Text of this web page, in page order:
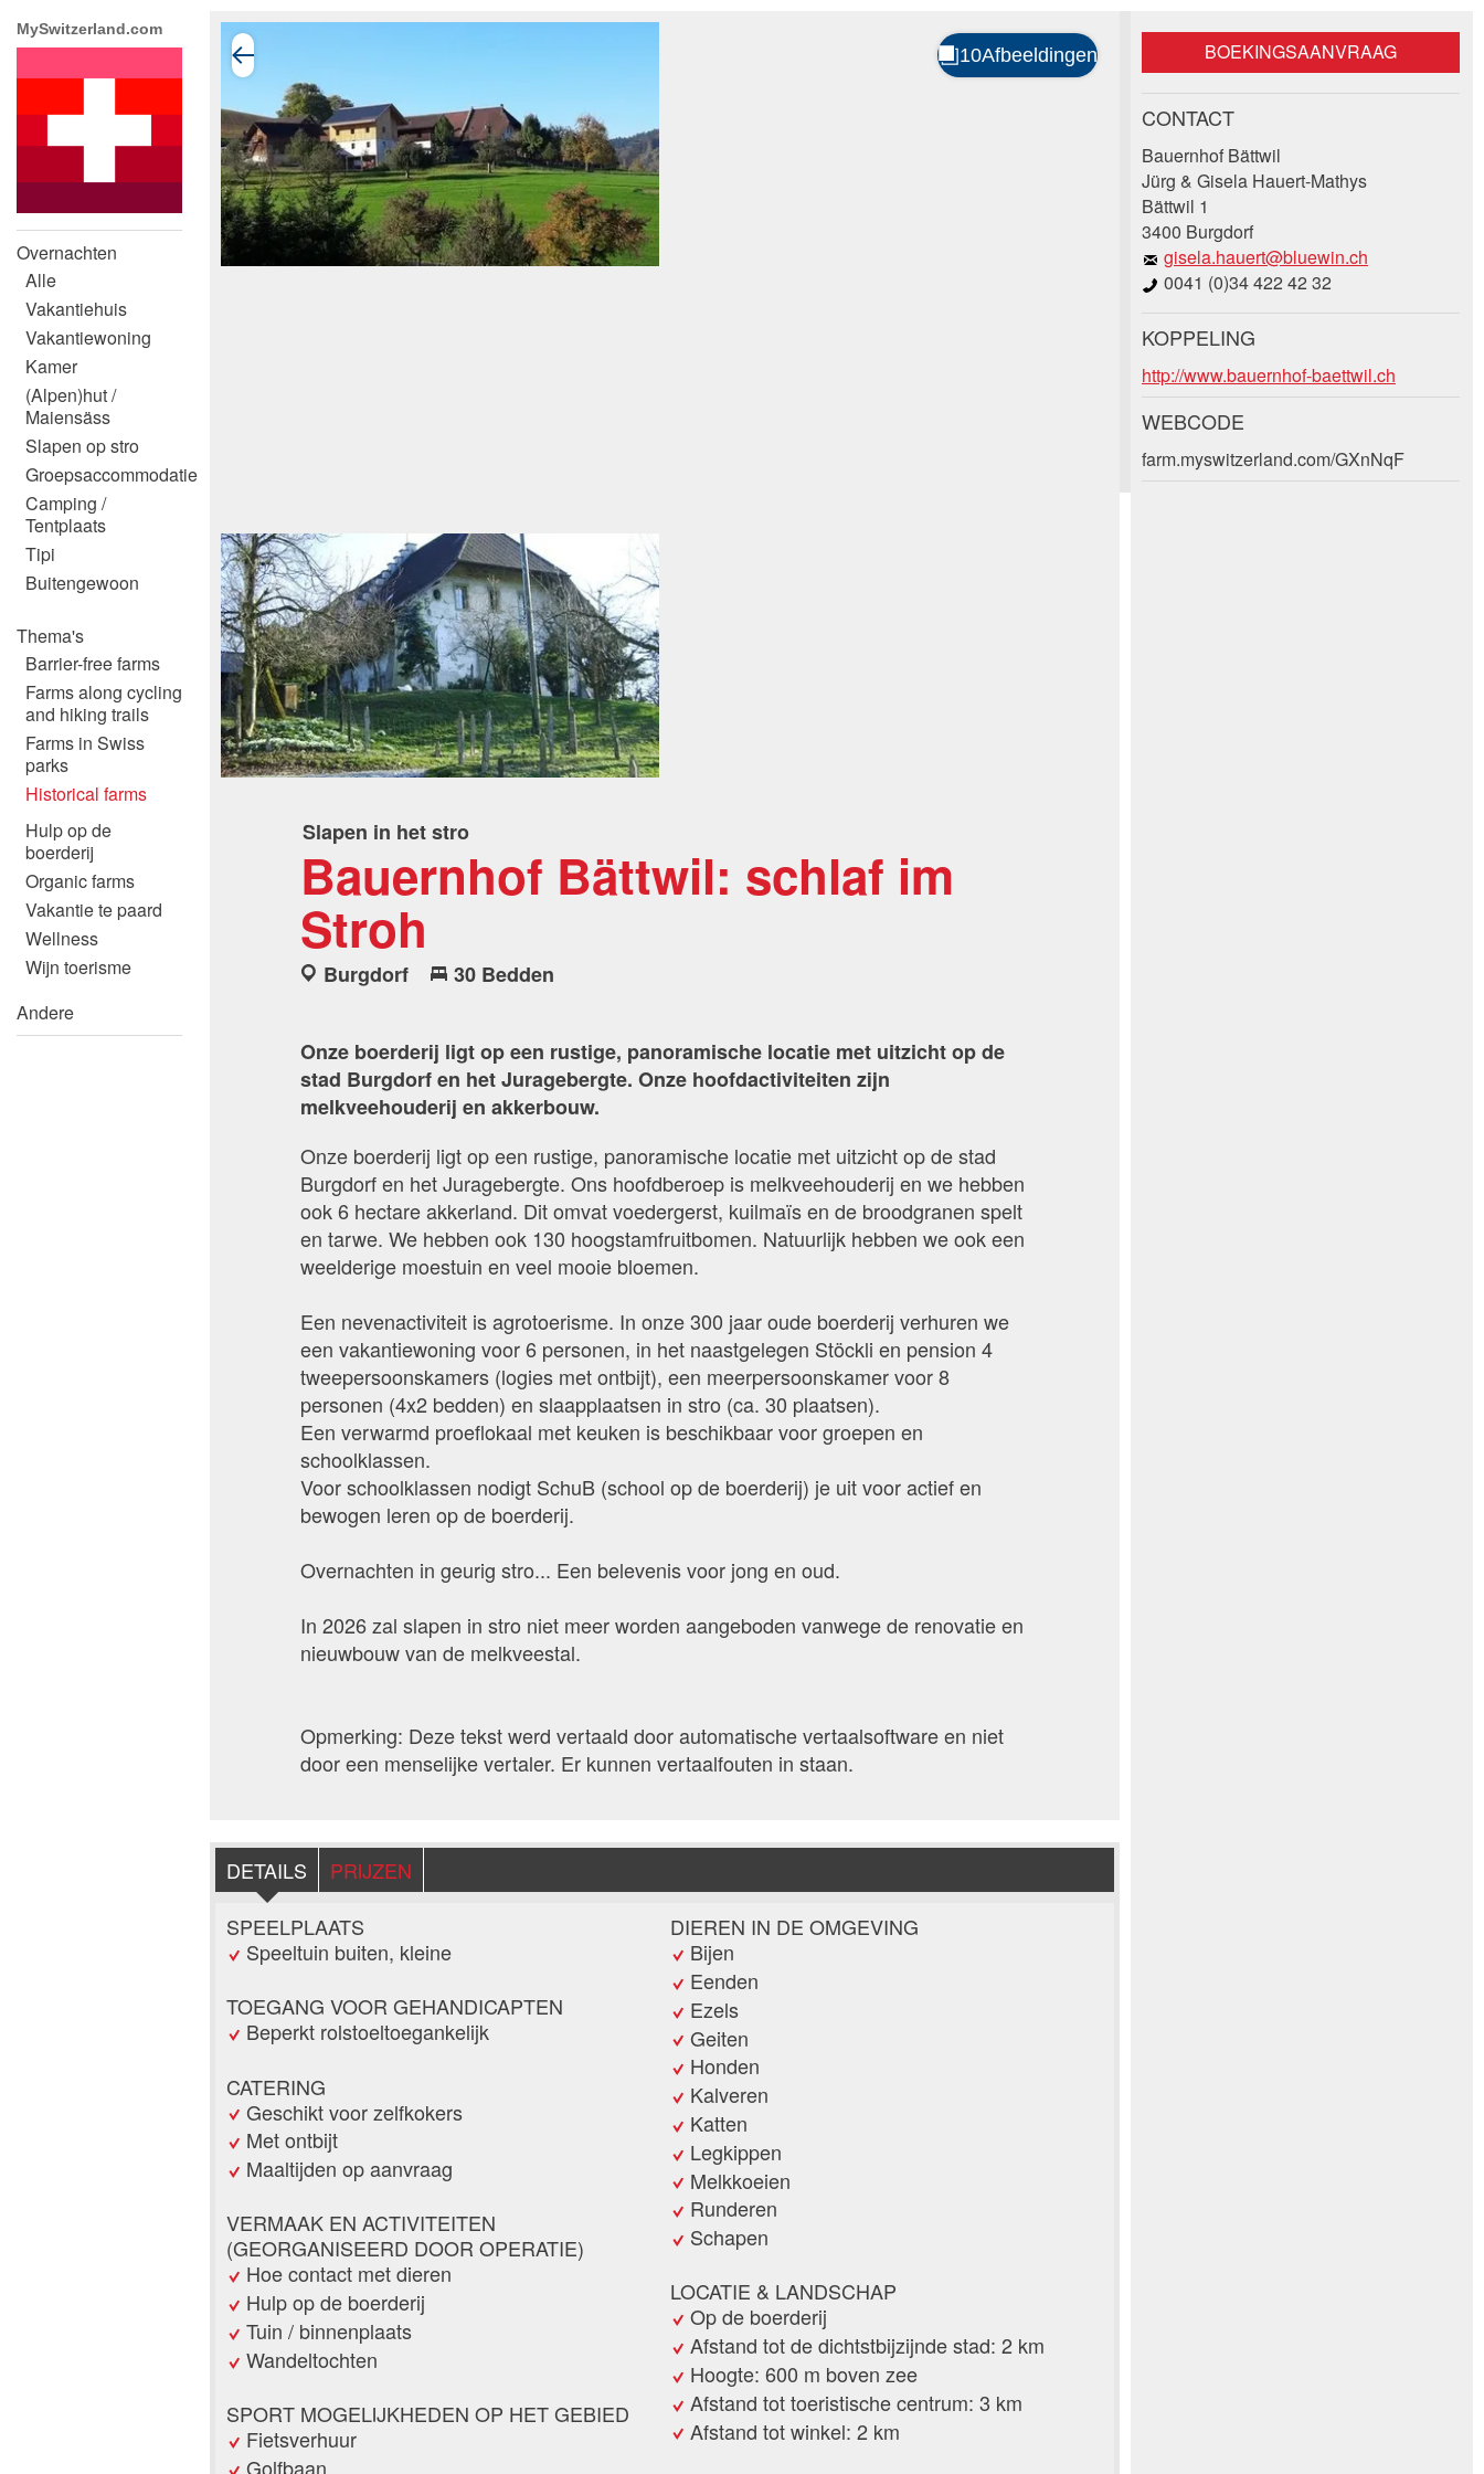
MySwitzerland.com
Overnachten
Alle
Vakantiehuis
Vakantiewoning
Kamer
(Alpen)hut /
Maiensäss
Slapen op stro
Groepsaccommodatie
Camping /
Tentplaats
Tipi
Buitengewoon
Thema's
Barrier-free farms
Farms along cycling
and hiking trails
Farms in Swiss
parks
Historical farms
Hulp op de
boerderij
Organic farms
Vakantie te paard
Wellness
Wijn toerisme
Andere
Slapen in het stro
Bauernhof Bättwil: schlaf im
Stroh
Burgdorf 30 Bedden
Onze boerderij ligt op een rustige, panoramische locatie met uitzicht op de
stad Burgdorf en het Juragebergte. Onze hoofdactiviteiten zijn
melkveehouderij en akkerbouw.
Onze boerderij ligt op een rustige, panoramische locatie met uitzicht op de stad
Burgdorf en het Juragebergte. Ons hoofdberoep is melkveehouderij en we hebben
ook 6 hectare akkerland. Dit omvat voedergerst, kuilmaïs en de broodgranen spelt
en tarwe. We hebben ook 130 hoogstamfruitbomen. Natuurlijk hebben we ook een
weelderige moestuin en veel mooie bloemen.
Een nevenactiviteit is agrotoerisme. In onze 300 jaar oude boerderij verhuren we
een vakantiewoning voor 6 personen, in het naastgelegen Stöckli en pension 4
tweepersoonskamers (logies met ontbijt), een meerpersoonskamer voor 8
personen (4x2 bedden) en slaapplaatsen in stro (ca. 30 plaatsen).
Een verwarmd proeflokaal met keuken is beschikbaar voor groepen en
schoolklassen.
Voor schoolklassen nodigt SchuB (school op de boerderij) je uit voor actief en
bewogen leren op de boerderij.
Overnachten in geurig stro... Een belevenis voor jong en oud.
In 2026 zal slapen in stro niet meer worden aangeboden vanwege de renovatie en
nieuwbouw van de melkveestal.
Opmerking: Deze tekst werd vertaald door automatische vertaalsoftware en niet
door een menselijke vertaler. Er kunnen vertaalfouten in staan.
DETAILS
PRIJZEN
SPEELPLAATS
Speeltuin buiten, kleine
TOEGANG VOOR GEHANDICAPTEN
Beperkt rolstoeltoegankelijk
CATERING
Geschikt voor zelfkokers
Met ontbijt
Maaltijden op aanvraag
VERMAAK EN ACTIVITEITEN
(GEORGANISEERD DOOR OPERATIE)
Hoe contact met dieren
Hulp op de boerderij
Tuin / binnenplaats
Wandeltochten
SPORT MOGELIJKHEDEN OP HET GEBIED
Fietsverhuur
Golfbaan
DIEREN IN DE OMGEVING
Bijen
Eenden
Ezels
Geiten
Honden
Kalveren
Katten
Legkippen
Melkkoeien
Runderen
Schapen
LOCATIE & LANDSCHAP
Op de boerderij
Afstand tot de dichtstbijzijnde stad: 2 km
Hoogte: 600 m boven zee
Afstand tot toeristische centrum: 3 km
Afstand tot winkel: 2 km
BOEKINGSAANVRAAG
CONTACT
Bauernhof Bättwil
Jürg & Gisela Hauert-Mathys
Bättwil 1
3400 Burgdorf
gisela.hauert@bluewin.ch
0041 (0)34 422 42 32
KOPPELING
http://www.bauernhof-baettwil.ch
WEBCODE
farm.myswitzerland.com/GXnNqF